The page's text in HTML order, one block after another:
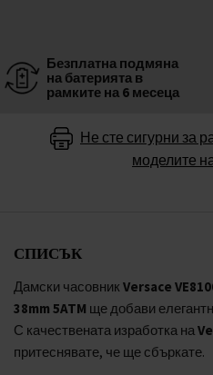
Безплатна подмяна
на батерията в
рамките на 6 месеца
Не сте сигурни за
моделите
СПИСЪК
Дамски часовник Versace
38mm 5ATM ще добави
С качествената изработка на
притеснявате, че ще сбъркате.